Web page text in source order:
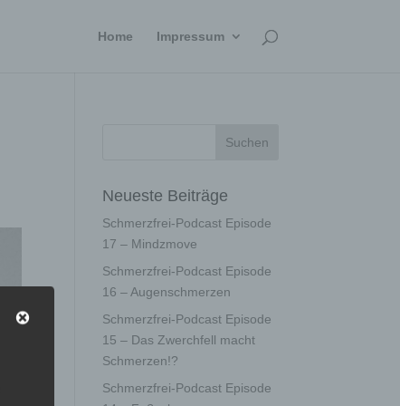
Home Impressum
Neueste Beiträge
Schmerzfrei-Podcast Episode
17 – Mindzmove
Schmerzfrei-Podcast Episode
16 – Augenschmerzen
Schmerzfrei-Podcast Episode
15 – Das Zwerchfell macht
Schmerzen!?
Schmerzfrei-Podcast Episode